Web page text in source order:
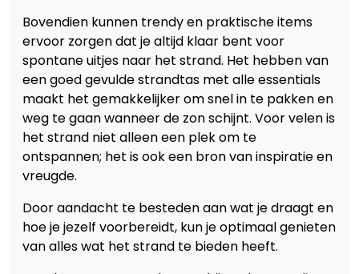
Bovendien kunnen trendy en praktische items
ervoor zorgen dat je altijd klaar bent voor
spontane uitjes naar het strand. Het hebben van
een goed gevulde strandtas met alle essentials
maakt het gemakkelijker om snel in te pakken en
weg te gaan wanneer de zon schijnt. Voor velen is
het strand niet alleen een plek om te
ontspannen; het is ook een bron van inspiratie en
vreugde.
Door aandacht te besteden aan wat je draagt en
hoe je jezelf voorbereidt, kun je optimaal genieten
van alles wat het strand te bieden heeft.